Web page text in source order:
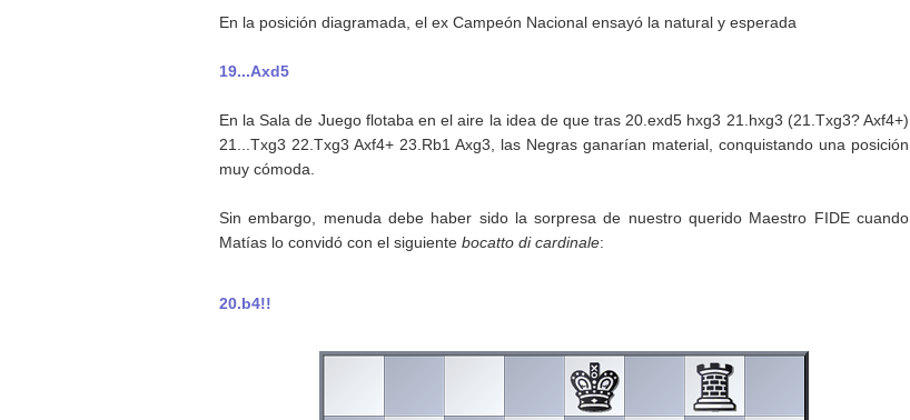
En la posición diagramada, el ex Campeón Nacional ensayó la natural y esperada
19...Axd5
En la Sala de Juego flotaba en el aire la idea de que tras 20.exd5 hxg3 21.hxg3 (21.Txg3? Axf4+)
21...Txg3 22.Txg3 Axf4+ 23.Rb1 Axg3, las Negras ganarían material, conquistando una posición
muy cómoda.
Sin embargo, menuda debe haber sido la sorpresa de nuestro querido Maestro FIDE cuando
Matías lo convidó con el siguiente bocatto di cardinale:
20.b4!!